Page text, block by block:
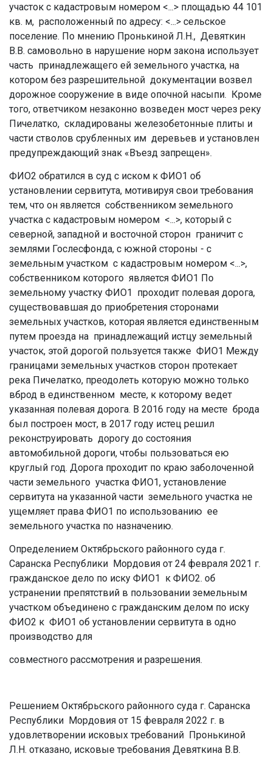
участок с кадастровым номером <...> площадью 44 101
кв. м, расположенный по адресу: <...> сельское
поселение. По мнению Пронькиной Л.Н., Девяткин
В.В. самовольно в нарушение норм закона использует
часть принадлежащего ей земельного участка, на
котором без разрешительной документации возвел
дорожное сооружение в виде опочной насыпи. Кроме
того, ответчиком незаконно возведен мост через реку
Пичелатко, складированы железобетонные плиты и
части стволов срубленных им деревьев и установлен
предупреждающий знак «Въезд запрещен».
ФИО2 обратился в суд с иском к ФИО1 об
установлении сервитута, мотивируя свои требования
тем, что он является собственником земельного
участка с кадастровым номером <...>, который с
северной, западной и восточной сторон граничит с
землями Гослесфонда, с южной стороны - с
земельным участком с кадастровым номером <...>,
собственником которого является ФИО1 По
земельному участку ФИО1 проходит полевая дорога,
существовавшая до приобретения сторонами
земельных участков, которая является единственным
путем проезда на принадлежащий истцу земельный
участок, этой дорогой пользуется также ФИО1 Между
границами земельных участков сторон протекает
река Пичелатко, преодолеть которую можно только
вброд в единственном месте, к которому ведет
указанная полевая дорога. В 2016 году на месте брода
был построен мост, в 2017 году истец решил
реконструировать дорогу до состояния
автомобильной дороги, чтобы пользоваться ею
круглый год. Дорога проходит по краю заболоченной
части земельного участка ФИО1, установление
сервитута на указанной части земельного участка не
ущемляет права ФИО1 по использованию ее
земельного участка по назначению.
Определением Октябрьского районного суда г.
Саранска Республики Мордовия от 24 февраля 2021 г.
гражданское дело по иску ФИО1 к ФИО2. об
устранении препятствий в пользовании земельным
участком объединено с гражданским делом по иску
ФИО2 к ФИО1 об установлении сервитута в одно
производство для
совместного рассмотрения и разрешения.
Решением Октябрьского районного суда г. Саранска
Республики Мордовия от 15 февраля 2022 г. в
удовлетворении исковых требований Пронькиной
Л.Н. отказано, исковые требования Девяткина В.В.